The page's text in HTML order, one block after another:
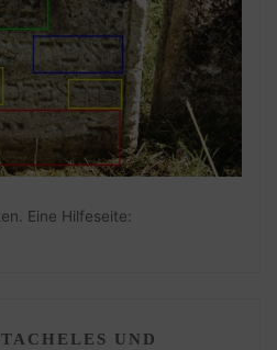
Eine Hilfeseite:
UND